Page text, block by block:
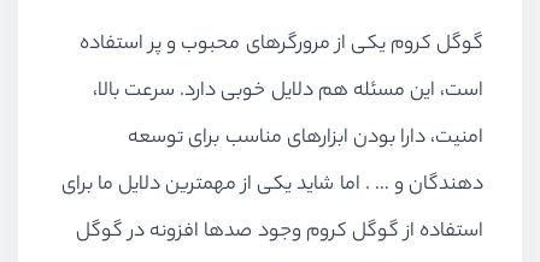
گوگل کروم یکی از مرورگرهای محبوب‌ و پر استفاده
است، این مسئله هم دلایل خوبی دارد. سرعت بالا،
امنیت، دارا بودن ابزارهای مناسب برای توسعه
دهندگان و … . اما شاید یکی از مهمترین دلایل ما برای
استفاده از گوگل کروم وجود صدها افزونه در گوگل